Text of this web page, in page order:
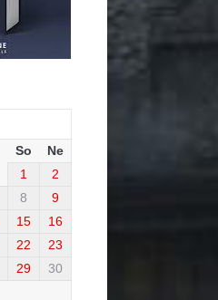
So Ne
1
2
8
9
15
16
22
23
29
30